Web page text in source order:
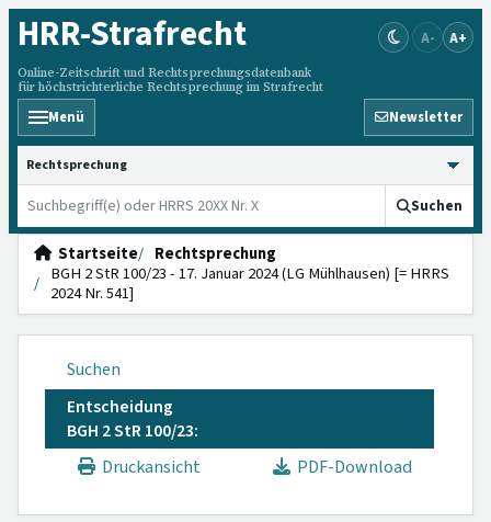
HRR-Strafrecht
Online-Zeitschrift und Rechtsprechungsdatenbank
für höchstrichterliche Rechtsprechung im Strafrecht
A- A+
Menü Newsletter
HRRS durchsuchen
Suchen
Startseite
Rechtsprechung
BGH 2 StR 100/23 - 17. Januar 2024 (LG Mühlhausen) [= HRRS
2024 Nr. 541]
Suchen
Entscheidung
BGH 2 StR 100/23:
Druckansicht
PDF-Download